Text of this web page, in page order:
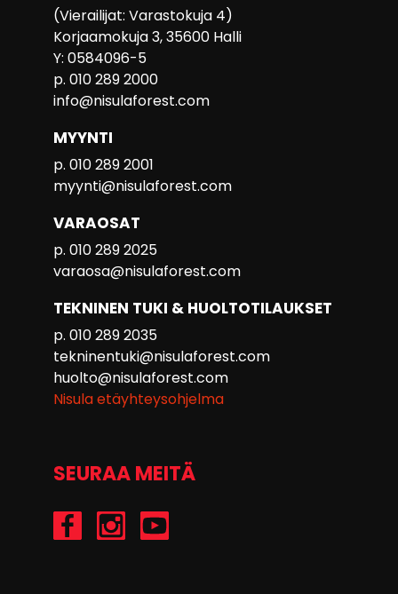
(Vierailijat: Varastokuja 4)
Korjaamokuja 3, 35600 Halli
Y: 0584096-5
p. 010 289 2000
info@nisulaforest.com
MYYNTI
p. 010 289 2001
myynti@nisulaforest.com
VARAOSAT
p. 010 289 2025
varaosa@nisulaforest.com
TEKNINEN TUKI & HUOLTOTILAUKSET
p. 010 289 2035
tekninentuki@nisulaforest.com
huolto@nisulaforest.com
Nisula etäyhteysohjelma
SEURAA MEITÄ
/Nisulaforest@nisulaforest